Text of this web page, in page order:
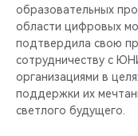
образовательных
области цифровых
подтвердила свою
сотрудничеству с
организациями в
поддержки их
светлого будущего.